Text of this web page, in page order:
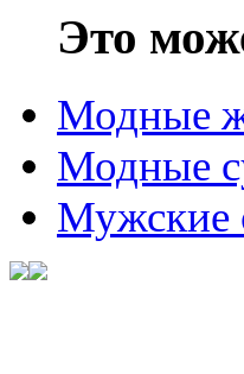
Это
Модные
Модные
Мужские